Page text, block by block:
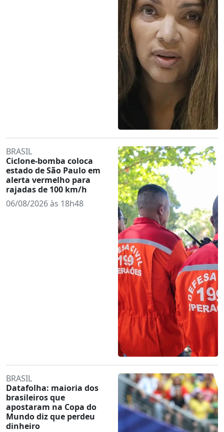
BRASIL
Ciclone-bomba coloca
estado de São Paulo em
alerta vermelho para
rajadas de 100 km/h
06/08/2026 às 18h48
BRASIL
Datafolha: maioria dos
brasileiros que
apostaram na Copa do
Mundo diz que perdeu
dinheiro